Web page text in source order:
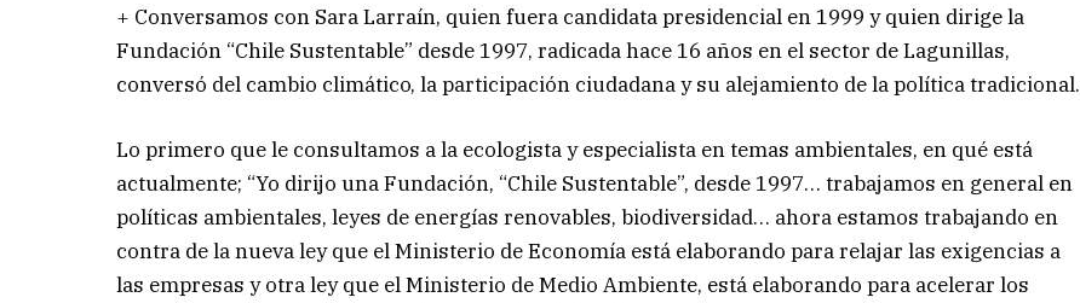
+ Conversamos con Sara Larraín, quien fuera candidata presidencial en 1999 y quien dirige la
Fundación “Chile Sustentable” desde 1997, radicada hace 16 años en el sector de Lagunillas,
conversó del cambio climático, la participación ciudadana y su alejamiento de la política tradicional.
Lo primero que le consultamos a la ecologista y especialista en temas ambientales, en qué está
actualmente; “Yo dirijo una Fundación, “Chile Sustentable”, desde 1997… trabajamos en general en
políticas ambientales, leyes de energías renovables, biodiversidad… ahora estamos trabajando en
contra de la nueva ley que el Ministerio de Economía está elaborando para relajar las exigencias a
las empresas y otra ley que el Ministerio de Medio Ambiente, está elaborando para acelerar los